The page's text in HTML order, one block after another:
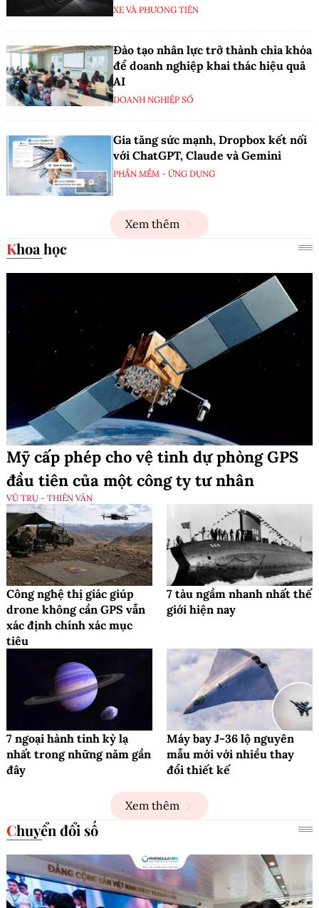
XE VÀ PHƯƠNG TIỆN
Đào tạo nhân lực trở thành chìa khóa
để doanh nghiệp khai thác hiệu quả
AI
DOANH NGHIỆP SỐ
Gia tăng sức mạnh, Dropbox kết nối
với ChatGPT, Claude và Gemini
PHẦN MỀM - ỨNG DỤNG
Xem thêm
Khoa học
Mỹ cấp phép cho vệ tinh dự phòng GPS
đầu tiên của một công ty tư nhân
VŨ TRỤ - THIÊN VĂN
Công nghệ thị giác giúp
drone không cần GPS vẫn
xác định chính xác mục
tiêu
7 tàu ngầm nhanh nhất thế
giới hiện nay
7 ngoại hành tinh kỳ lạ
nhất trong những năm gần
đây
Máy bay J-36 lộ nguyên
mẫu mới với nhiều thay
đổi thiết kế
Xem thêm
Chuyển đổi số